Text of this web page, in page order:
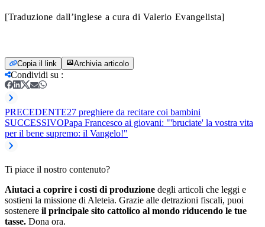
[Traduzione dall’inglese a cura di Valerio Evangelista]
Copia il link Archivia articolo
Condividi su :
PRECEDENTE27 preghiere da recitare coi bambini
SUCCESSIVOPapa Francesco ai giovani: "'bruciate' la vostra vita
per il bene supremo: il Vangelo!"
Ti piace il nostro contenuto?
Aiutaci a coprire i costi di produzione degli articoli che leggi e
sostieni la missione di Aleteia. Grazie alle detrazioni fiscali, puoi
sostenere il principale sito cattolico al mondo riducendo le tue
tasse. Dona ora.